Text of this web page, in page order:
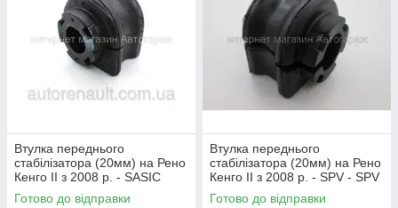
Втулка переднього
стабілізатора (20мм) на Рено
Кенго II з 2008 р. - SASIC
(Франція) - 2304022
Готово до відправки
Втулка переднього
стабілізатора (20мм) на Рено
Кенго II з 2008 р. - SPV - SPV
10531
Готово до відправки